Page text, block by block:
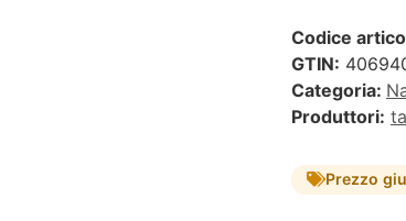
Codice
GTIN:
Categoria:
Produttori:
Prezzo